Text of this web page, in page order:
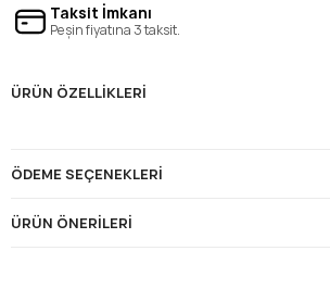
Taksit İmkanı
Peşin fiyatına 3 taksit.
ÜRÜN ÖZELLIKLERI
ÖDEME SEÇENEKLERI
ÜRÜN ÖNERILERI